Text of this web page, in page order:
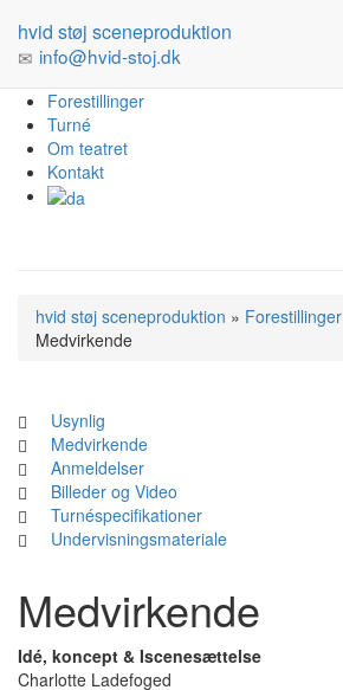
Forestillinger
Turné
Om teatret
Kontakt
hvid støj sceneproduktion
info@hvid-stoj.dk
hvid støj sceneproduktion » Forestillinger
Medvirkende
Usynlig
Medvirkende
Anmeldelser
Billeder og Video
Turnéspecifikationer
Undervisningsmateriale
Medvirkende
Idé, koncept & Iscenesættelse
Charlotte Ladefoged